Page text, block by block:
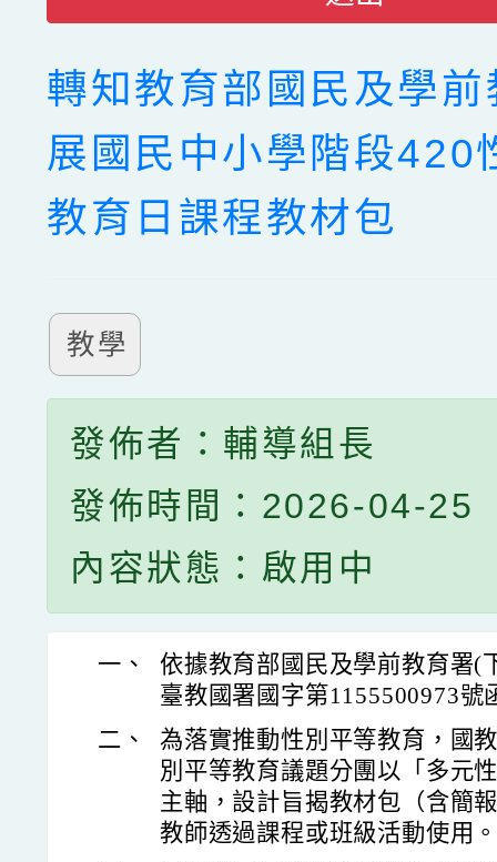
轉知教育部國民及學
展國民中小學階段420
教育日課程教材包
教學
發佈者：輔導組長
發佈時間：2026-04-25
內容狀態：啟用中
一、
依據教育部國民及學前教育署(
臺教國署國字第1155500973號
二、
為落實推動性別平等教育，國
別平等教育議題分團以「多元
主軸，設計旨揭教材包（含簡
教師透過課程或班級活動使用